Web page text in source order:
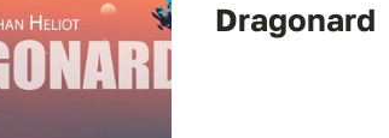
Dragonard